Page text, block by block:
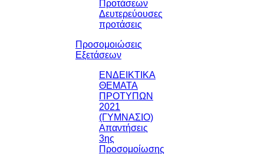
Προτάσεων
Δευτερεύουσες
προτάσεις
Προσομοιώσεις
Εξετάσεων
ΕΝΔΕΙΚΤΙΚΑ
ΘΕΜΑΤΑ
ΠΡΟΤΥΠΩΝ
2021
(ΓΥΜΝΑΣΙΟ)
Απαντήσεις
3ης
Προσομοίωσης